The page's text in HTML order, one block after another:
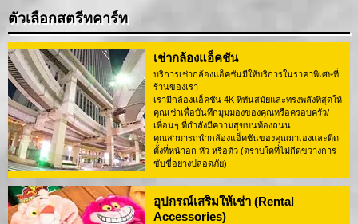
ตัวเลือกสตรีทคาร์ท
เช่ากล้องแอ็คชัน
บริการเช่ากล้องแอ็คชันมีให้บริการในราคาพิเศษที่
ร้านของเรา
เรามีกล้องแอ็คชัน 4K ที่ทันสมัยและทรงพลังที่สุดให้
คุณเช่าเพื่อบันทึกมุมมองของคุณหรือครอบครัว/
เพื่อนๆ ที่กำลังมีความสุขบนท้องถนน
คุณสามารถนำกล้องแอ็คชันของคุณมาเองและติด
ตั้งที่หน้าอก หัว หรือตัว (ตราบใดที่ไม่กีดขวางการ
ขับขี่อย่างปลอดภัย)
อุปกรณ์เสริมให้เช่า (Rental
Accessories)